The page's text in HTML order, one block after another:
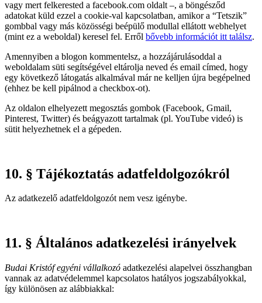
vagy mert felkerested a facebook.com oldalt –, a böngésződ
adatokat küld ezzel a cookie-val kapcsolatban, amikor a “Tetszik”
gombbal vagy más közösségi beépülő modullal ellátott webhelyet
(mint ez a weboldal) keresel fel. Erről bővebb információt itt találsz.
Amennyiben a blogon kommentelsz, a hozzájárulásoddal a
weboldalam süti segítségével eltárolja neved és email címed, hogy
egy következő látogatás alkalmával már ne kelljen újra begépelned
(ehhez be kell pipálnod a checkbox-ot).
Az oldalon elhelyezett megosztás gombok (Facebook, Gmail,
Pinterest, Twitter) és beágyazott tartalmak (pl. YouTube videó) is
sütit helyezhetnek el a gépeden.
10. § Tájékoztatás adatfeldolgozókról
Az adatkezelő adatfeldolgozót nem vesz igénybe.
11. § Általános adatkezelési irányelvek
Budai Kristóf egyéni vállalkozó adatkezelési alapelvei összhangban
vannak az adatvédelemmel kapcsolatos hatályos jogszabályokkal,
így különösen az alábbiakkal: